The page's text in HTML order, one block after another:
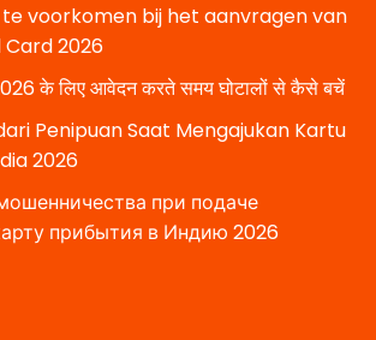
voorkomen bij het aanvragen van
2026
के लिए आवेदन करते समय घोटालों से कैसे बचें
Penipuan Saat Mengajukan Kartu
2026
при подаче
прибытия в Индию 2026